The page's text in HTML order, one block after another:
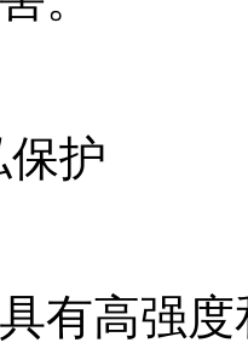
护
有高强